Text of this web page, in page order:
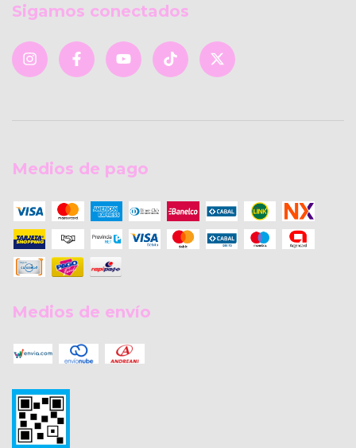
Sigamos conectados
Medios de pago
Medios de envío